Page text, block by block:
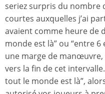
seriez surpris du nombre
courtes auxquelles j’ai
avaient comme heure de
monde est là” ou “entre 6
une marge de
vers la fin de cet
tout le monde est là”,